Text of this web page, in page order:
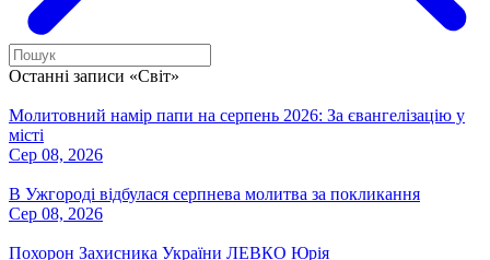
Останні записи «Світ»
Молитовний намір папи на серпень 2026: За євангелізацію у
місті
Сер 08, 2026
В Ужгороді відбулася серпнева молитва за покликання
Сер 08, 2026
Похорон Захисника України ЛЕВКО Юрія